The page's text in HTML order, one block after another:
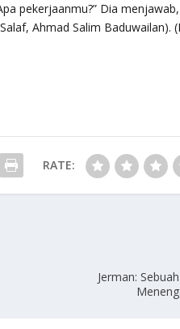
pekerjaanmu?” Dia
, Ahmad Salim Baduwailan).
RATE:
Jerman: